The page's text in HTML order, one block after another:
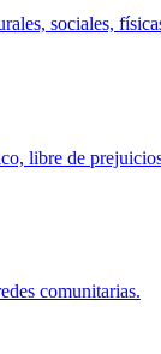
sociales,
libre de
comunitarias.